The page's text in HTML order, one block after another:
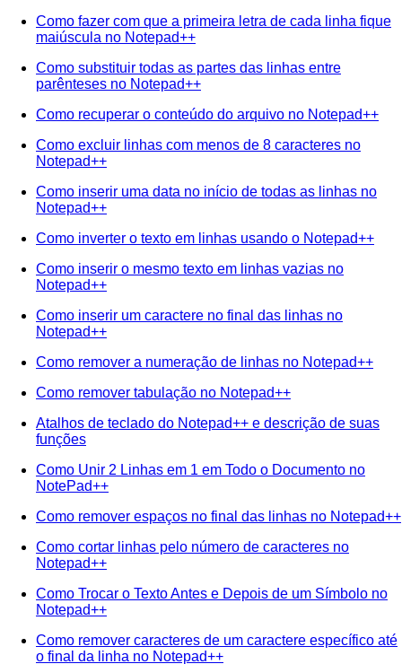
Como fazer com que a primeira letra de cada linha fique
maiúscula no Notepad++
Como substituir todas as partes das linhas entre
parênteses no Notepad++
Como recuperar o conteúdo do arquivo no Notepad++
Como excluir linhas com menos de 8 caracteres no
Notepad++
Como inserir uma data no início de todas as linhas no
Notepad++
Como inverter o texto em linhas usando o Notepad++
Como inserir o mesmo texto em linhas vazias no
Notepad++
Como inserir um caractere no final das linhas no
Notepad++
Como remover a numeração de linhas no Notepad++
Como remover tabulação no Notepad++
Atalhos de teclado do Notepad++ e descrição de suas
funções
Como Unir 2 Linhas em 1 em Todo o Documento no
NotePad++
Como remover espaços no final das linhas no Notepad++
Como cortar linhas pelo número de caracteres no
Notepad++
Como Trocar o Texto Antes e Depois de um Símbolo no
Notepad++
Como remover caracteres de um caractere específico até
o final da linha no Notepad++